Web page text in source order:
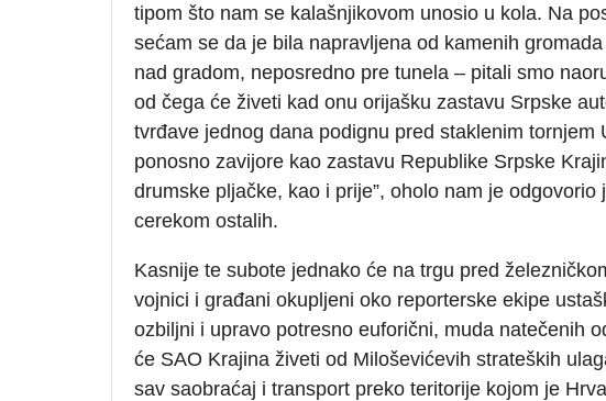
tipom što nam se kalašnjikovom unosio u kola. Na
sećam se da je bila napravljena od kamenih
nad gradom, neposredno pre tunela – pitali smo
od čega će živeti kad onu orijašku zastavu Srpske
tvrđave jednog dana podignu pred staklenim tornjem
ponosno zavijore kao zastavu Republike Srpske
drumske pljačke, kao i prije”, oholo nam je
cerekom ostalih.
Kasnije te subote jednako će na trgu pred
vojnici i građani okupljeni oko reporterske ekipe
ozbiljni i upravo potresno euforični, muda natečenih
će SAO Krajina živeti od Miloševićevih strateških
sav saobraćaj i transport preko teritorije kojom je